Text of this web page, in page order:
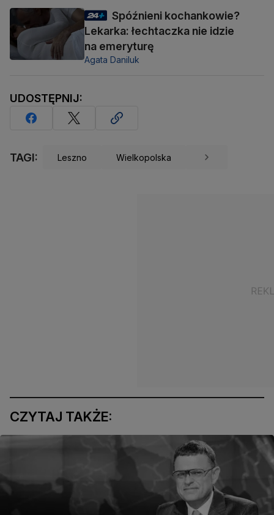
Spóźnieni kochankowie?
Lekarka: łechtaczka nie idzie
na emeryturę
Agata Daniluk
UDOSTĘPNIJ:
TAGI: Leszno Wielkopolska
CZYTAJ TAKŻE: